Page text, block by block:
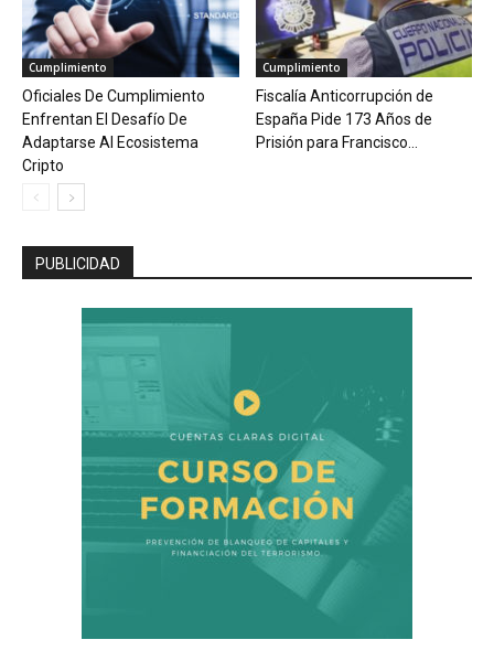
Cumplimiento
Oficiales De Cumplimiento
Enfrentan El Desafío De
Adaptarse Al Ecosistema
Cripto
Cumplimiento
Fiscalía Anticorrupción de
España Pide 173 Años de
Prisión para Francisco...
PUBLICIDAD